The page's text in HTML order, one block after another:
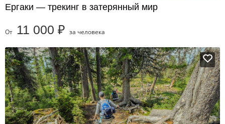
Ергаки — трекинг в затерянный мир
От 11 000 ₽ за человека